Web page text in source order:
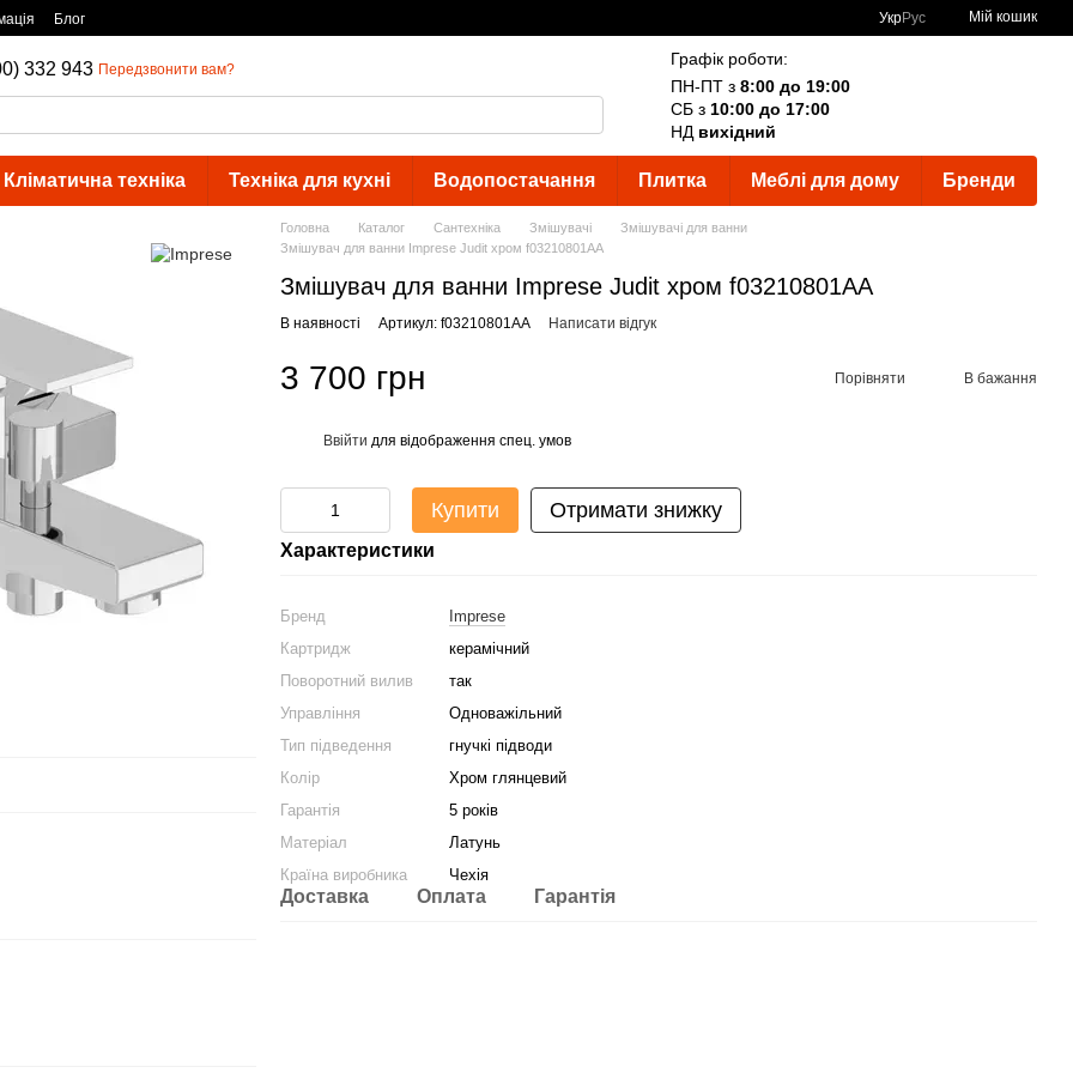
Блог УкрРус Мій кошик
332 943 Передзвонити вам?
Графік роботи:
ПН-ПТ з 8:00 до 19:00
СБ з 10:00 до 17:00
НД вихідний
Кліматична техніка Техніка для кухні Водопостачання Плитка Меблі для дому Бренди
Головна Каталог Сантехніка Змішувачі
Змішувачі для ванни
Змішувач для ванни Imprese Judit хром f03210801AA
Змішувач для ванни Imprese Judit хром f03210801AA
В наявності Артикул: f03210801AA Написати відгук
3 700 грн Порівняти В бажання
Ввійти для відображення спец. умов
Купити Отримати знижку
Характеристики
Бренд
Imprese
Картридж
керамічний
Поворотний вилив
так
Управління
Одноважільний
Тип підведення
гнучкі підводи
Колір
Хром глянцевий
Гарантія
5 років
Матеріал
Латунь
Країна виробника
Чехія
Доставка Оплата Гарантія